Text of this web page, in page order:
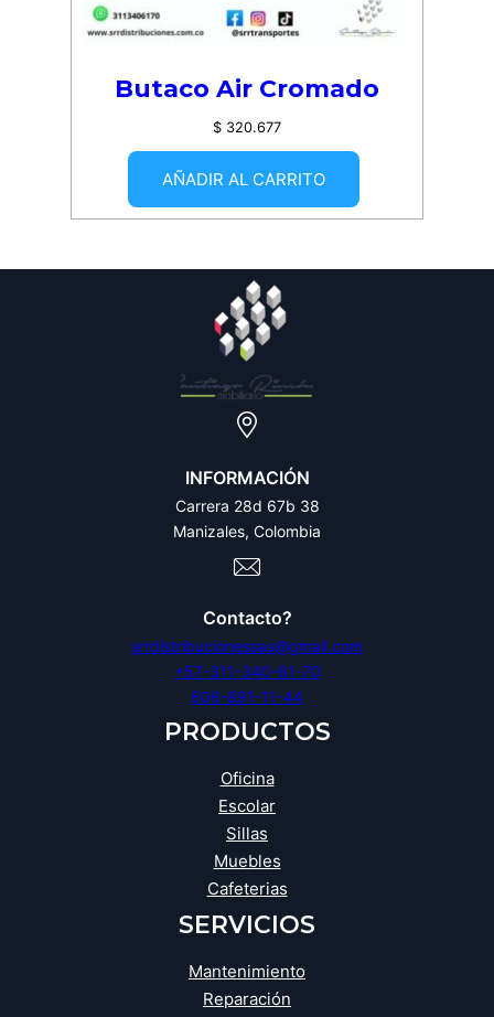
Butaco Air Cromado
$ 320.677
AÑADIR AL CARRITO
INFORMACIÓN
Carrera 28d 67b 38
Manizales, Colombia
Contacto?
srrdistribucionessas@gmail.com
+57-311-340-61-70
606-891-11-44
PRODUCTOS
Oficina
Escolar
Sillas
Muebles
Cafeterias
SERVICIOS
Mantenimiento
Reparación